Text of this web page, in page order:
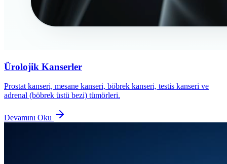
Ürolojik Kanserler
Prostat kanseri, mesane kanseri, böbrek kanseri, testis kanseri ve
adrenal (böbrek üstü bezi) tümörleri.
Devamını Oku